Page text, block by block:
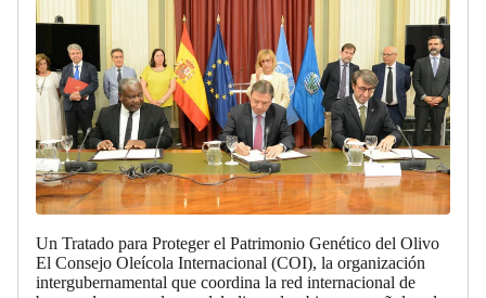
Un Tratado para Proteger el Patrimonio Genético del Olivo
El Consejo Oleícola Internacional (COI), la organización
intergubernamental que coordina la red internacional de